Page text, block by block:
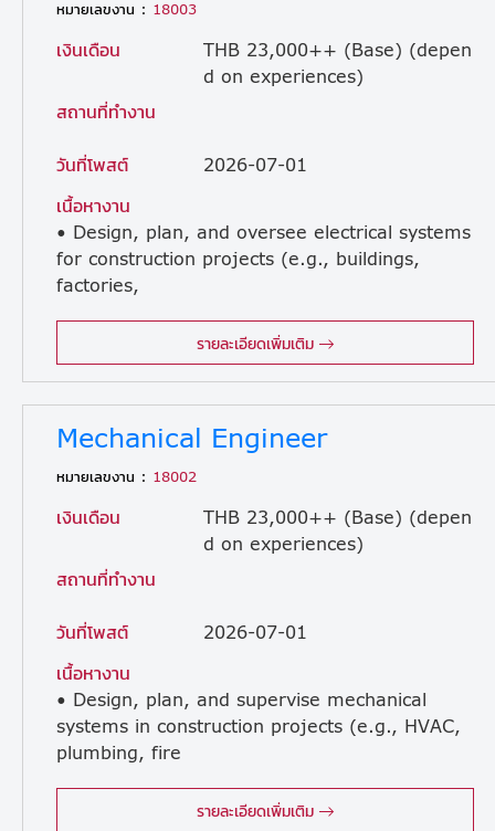
หมายเลขงาน : 18003
เงินเดือน
THB 23,000++ (Base) (depen
d on experiences)
สถานที่ทำงาน
วันที่โพสต์
2026-07-01
เนื้อหางาน
• Design, plan, and oversee electrical systems
for construction projects (e.g., buildings,
factories,
รายละเอียดเพิ่มเติม
Mechanical Engineer
หมายเลขงาน : 18002
เงินเดือน
THB 23,000++ (Base) (depen
d on experiences)
สถานที่ทำงาน
วันที่โพสต์
2026-07-01
เนื้อหางาน
• Design, plan, and supervise mechanical
systems in construction projects (e.g., HVAC,
plumbing, fire
รายละเอียดเพิ่มเติม